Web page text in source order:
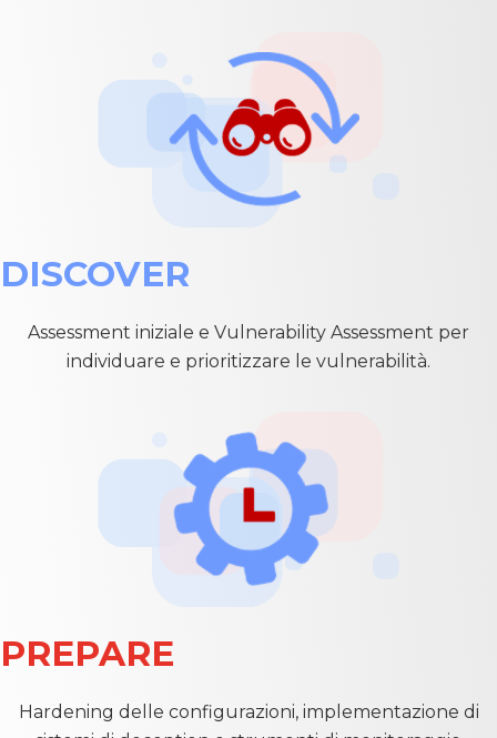
DISCOVER
Assessment iniziale e Vulnerability Assessment per
individuare e prioritizzare le vulnerabilità.
PREPARE
Hardening delle configurazioni, implementazione di